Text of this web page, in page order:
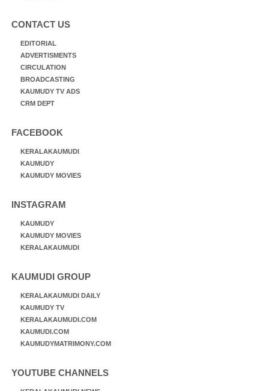
CONTACT US
EDITORIAL
ADVERTISMENTS
CIRCULATION
BROADCASTING
KAUMUDY TV ADS
CRM DEPT
FACEBOOK
KERALAKAUMUDI
KAUMUDY
KAUMUDY MOVIES
INSTAGRAM
KAUMUDY
KAUMUDY MOVIES
KERALAKAUMUDI
KAUMUDI GROUP
KERALAKAUMUDI DAILY
KAUMUDY TV
KERALAKAUMUDI.COM
KAUMUDI.COM
KAUMUDYMATRIMONY.COM
YOUTUBE CHANNELS